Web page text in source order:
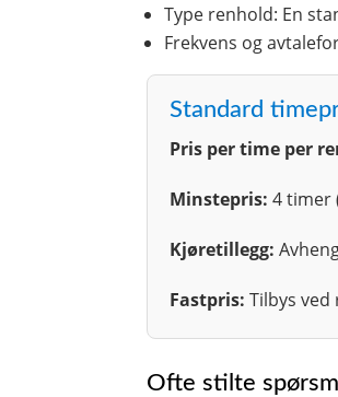
Type renhold: En
Frekvens og
Standard
Pris per time per
Minstepris: 4
Kjøretillegg:
Fastpris: Tilbys
Ofte stilte